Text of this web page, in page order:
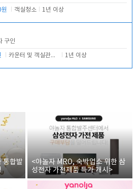
객실청소 1년 이상
구인
카운터 및 객실관리 전반 1년 이상
통합발
<야놀자 MRO, 숙박업소 위한 삼
성전자 가전제품 특가 개시>